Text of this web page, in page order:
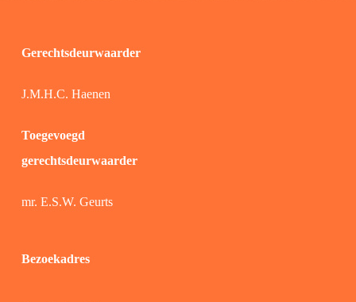
Gerechtsdeurwaarder
J.M.H.C. Haenen
Toegevoegd
gerechtsdeurwaarder
mr. E.S.W. Geurts
Bezoekadres